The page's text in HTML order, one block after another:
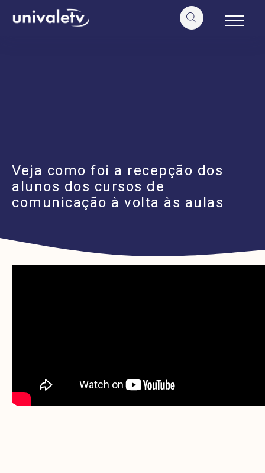
conteúdo
Veja como foi a recepção dos
alunos dos cursos de
comunicação à volta às aulas